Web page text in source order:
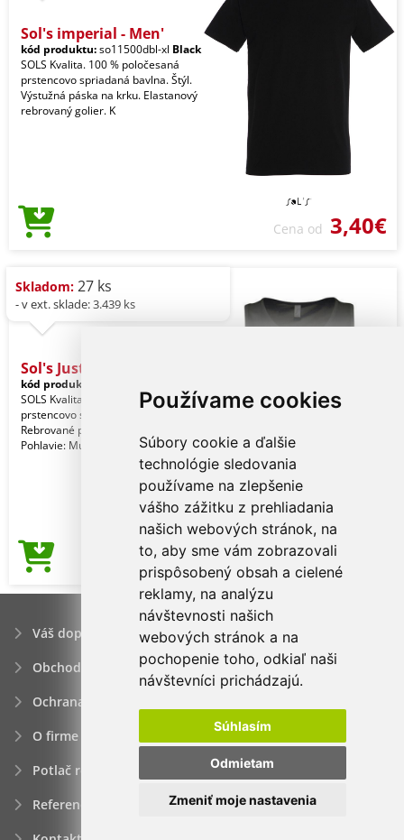
Používame cookies
Súbory cookie a ďalšie
technológie sledovania
používame na zlepšenie
vášho zážitku z prehliadania
našich webových stránok, na
to, aby sme vám zobrazovali
prispôsobený obsah a cielené
reklamy, na analýzu
návštevnosti našich
webových stránok a na
pochopenie toho, odkiaľ naši
návštevníci prichádzajú.
Súhlasím
Odmietam
Zmeniť moje nastavenia
Sol's imperial - Men'
kód produktu:so11500dbl-xl Black
SOLS Kvalita. 100 % poločesaná
prstencovo spriadaná bavlna. Štýl.
Výstužná páska na krku. Elastanový
rebrovaný golier. K
Cena od 3,40€
Skladom: 27 ks
- v ext. sklade: 3.439 ks
Sol's Justin - Men's
kód produktu:
SOLS Kvalita. 100 % poločesaná
prstencovo spriadaná bavlna. Štýl.
Rebrované previazanie. Rúrkový.
Pohlavie: Muži
Cena od 3,43€
Váš dopyt
Obchodné podmienky
Ochrana osobných údajov
O firme
Potlač reklamných predmetov
Referencie